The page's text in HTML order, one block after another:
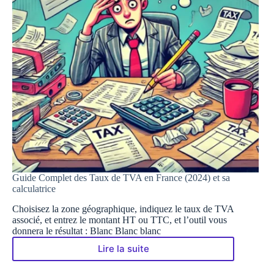
Guide Complet des Taux de TVA en France (2024) et sa
calculatrice
Choisisez la zone géographique, indiquez le taux de TVA
associé, et entrez le montant HT ou TTC, et l’outil vous
donnera le résultat : Blanc Blanc blanc
Lire la suite
Guide